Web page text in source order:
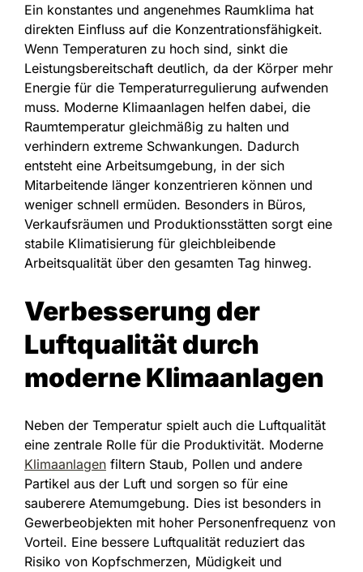
Ein konstantes und angenehmes Raumklima hat
direkten Einfluss auf die Konzentrationsfähigkeit.
Wenn Temperaturen zu hoch sind, sinkt die
Leistungsbereitschaft deutlich, da der Körper mehr
Energie für die Temperaturregulierung aufwenden
muss. Moderne Klimaanlagen helfen dabei, die
Raumtemperatur gleichmäßig zu halten und
verhindern extreme Schwankungen. Dadurch
entsteht eine Arbeitsumgebung, in der sich
Mitarbeitende länger konzentrieren können und
weniger schnell ermüden. Besonders in Büros,
Verkaufsräumen und Produktionsstätten sorgt eine
stabile Klimatisierung für gleichbleibende
Arbeitsqualität über den gesamten Tag hinweg.
Verbesserung der
Luftqualität durch
moderne Klimaanlagen
Neben der Temperatur spielt auch die Luftqualität
eine zentrale Rolle für die Produktivität. Moderne
Klimaanlagen filtern Staub, Pollen und andere
Partikel aus der Luft und sorgen so für eine
sauberere Atemumgebung. Dies ist besonders in
Gewerbeobjekten mit hoher Personenfrequenz von
Vorteil. Eine bessere Luftqualität reduziert das
Risiko von Kopfschmerzen, Müdigkeit und